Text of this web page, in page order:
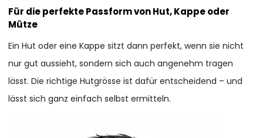
Für die perfekte Passform von Hut, Kappe oder
Mütze
Ein Hut oder eine Kappe sitzt dann perfekt, wenn sie nicht
nur gut aussieht, sondern sich auch angenehm tragen
lässt. Die richtige Hutgrösse ist dafür entscheidend – und
lässt sich ganz einfach selbst ermitteln.